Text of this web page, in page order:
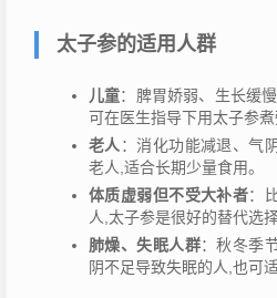
太子参的适用人群
儿童：脾胃娇弱、生长缓
可在医生指导下用太子参煮
老人 ：消化功能减退、气
老人,适合长期少量食用。
体质虚弱但不受大补者：
人,太子参是很好的替代选择
肺燥、失眠人群：秋冬季
阴不足导致失眠的人,也可适